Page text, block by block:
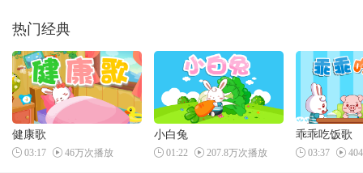
热门经典
健康歌
03:17 46万次播放
小白兔
01:22 207.8万次播放
乖乖吃饭歌
03:37